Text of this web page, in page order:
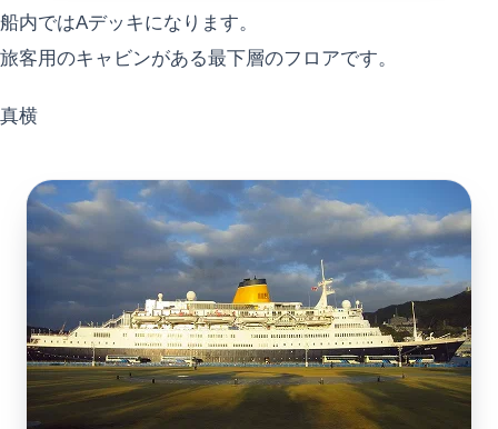
船内ではAデッキになります。
旅客用のキャビンがある最下層のフロアです。
真横